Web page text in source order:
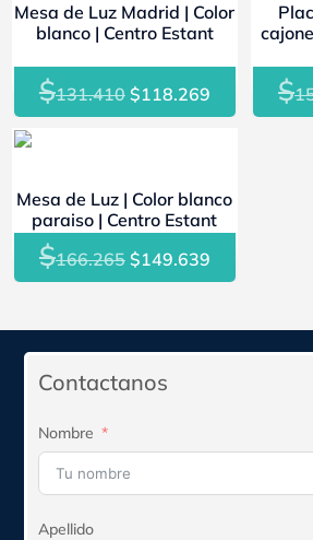
Mesa de Luz Madrid | Color
blanco | Centro Estant
$131.410 El
precio
$131.410.
$118.269El
precio
$118.269.
$
Mesa de Luz | Color blanco
paraiso | Centro Estant
$166.265 El
precio
$149.639El
precio
Contactanos
Nombre
Apellido